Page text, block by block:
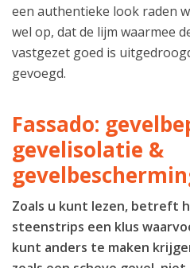
een authentieke look raden
wel op, dat de lijm waarmee
vastgezet goed is
gevoegd.
Fassado:
gevelisolatie &
Zoals u kunt lezen, betreft
steenstrips een klus
kunt anders te maken